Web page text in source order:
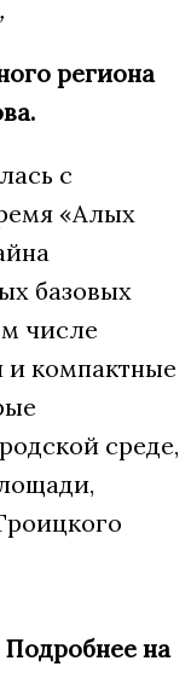
региона
с
«Алых
базовых
числе
и компактные
среде,
на